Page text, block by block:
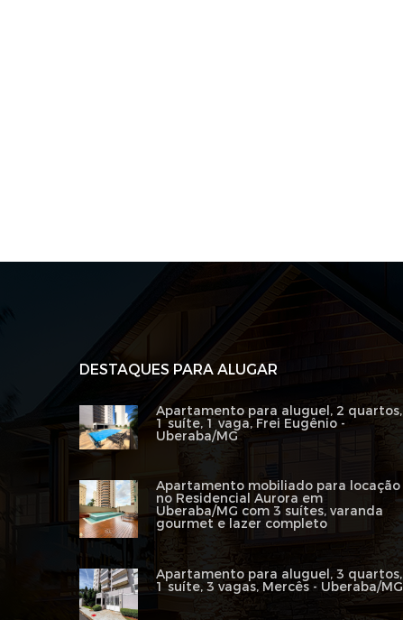
DESTAQUES PARA ALUGAR
Apartamento para aluguel, 2 quartos,
1 suíte, 1 vaga, Frei Eugênio -
Uberaba/MG
Apartamento mobiliado para locação
no Residencial Aurora em
Uberaba/MG com 3 suítes, varanda
gourmet e lazer completo
Apartamento para aluguel, 3 quartos,
1 suíte, 3 vagas, Mercês - Uberaba/MG